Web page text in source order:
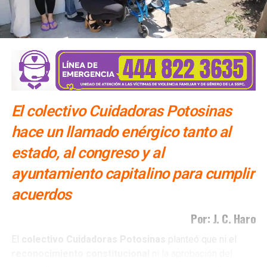
El colectivo Cuidadoras Potosinas
hace un llamado enérgico tanto al
estado, al congreso y al
ayuntamiento capitalino para cumplir
acuerdos
Por: J. C. Haro
El colectivo Cuidadoras Potosinas planteó que ni el